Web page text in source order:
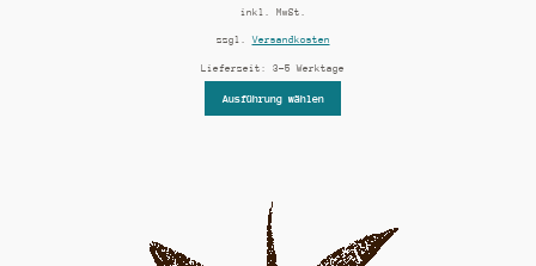
inkl. MwSt.
zzgl.Versandkosten
Lieferzeit: 3-5 Werktage
Ausführung wählen